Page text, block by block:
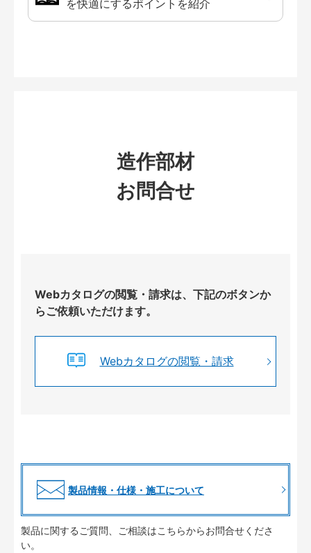
を快適にするポイントを紹介
造作部材
お問合せ
Webカタログの閲覧・請求は、下記のボタンか
らご依頼いただけます。
Webカタログの閲覧・請求
製品情報・仕様・施工について
製品に関するご質問、ご相談はこちらからお問合せくださ
い。